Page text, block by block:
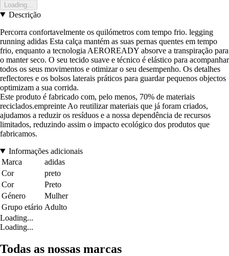
Loading...
Descrição
Percorra confortavelmente os quilómetros com tempo frio. legging
running adidas Esta calça mantém as suas pernas quentes em tempo
frio, enquanto a tecnologia AEROREADY absorve a transpiração para
o manter seco. O seu tecido suave e técnico é elástico para acompanhar
todos os seus movimentos e otimizar o seu desempenho. Os detalhes
reflectores e os bolsos laterais práticos para guardar pequenos objectos
optimizam a sua corrida.
Este produto é fabricado com, pelo menos, 70% de materiais
reciclados.empreinte Ao reutilizar materiais que já foram criados,
ajudamos a reduzir os resíduos e a nossa dependência de recursos
limitados, reduzindo assim o impacto ecológico dos produtos que
fabricamos.
Informações adicionais
Marca
adidas
Cor
preto
Cor
Preto
Género
Mulher
Grupo etário Adulto
Loading...
Loading...
Todas as nossas marcas